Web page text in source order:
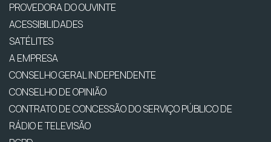
PROVEDORA DO OUVINTE
ACESSIBILIDADES
SATÉLITES
A EMPRESA
CONSELHO GERAL INDEPENDENTE
CONSELHO DE OPINIÃO
CONTRATO DE CONCESSÃO DO SERVIÇO PÚBLICO DE
RÁDIO E TELEVISÃO